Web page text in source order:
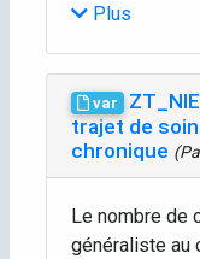
Plus
var
trajet de
chronique
Le nombre de
généraliste au